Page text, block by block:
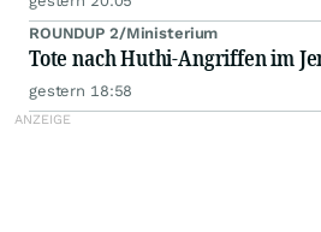
ROUNDUP 2/Ministerium
Tote nach Huthi-Angriffen im
gestern 18:58